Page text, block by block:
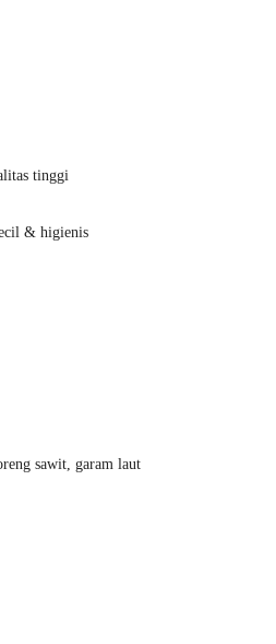
tinggi
& higienis
sawit, garam laut